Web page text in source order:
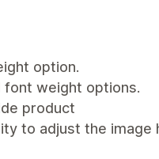
option.
font weight options.
product
to adjust the image